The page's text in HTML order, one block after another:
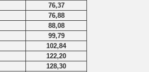
76,37
76,88
88,08
99,79
102,84
122,20
128,30